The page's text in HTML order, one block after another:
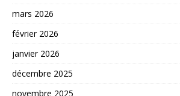
mars 2026
février 2026
janvier 2026
décembre 2025
novembre 2025